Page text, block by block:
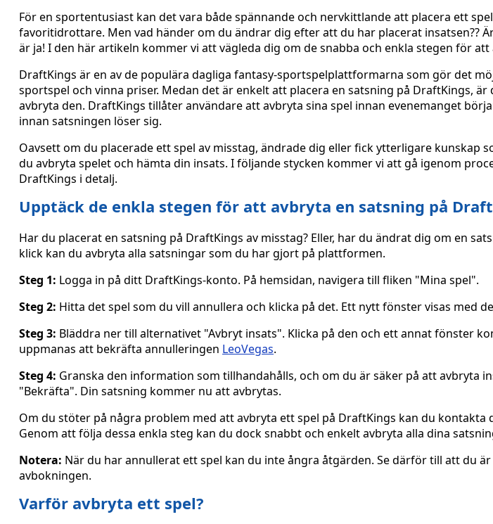
För en sportentusiast kan det vara både spännande och nervkittlande att placera ett
favoritidrottare. Men vad händer om du ändrar dig efter att du har placerat insatsen??
är ja! I den här artikeln kommer vi att vägleda dig om de snabba och enkla stegen för
DraftKings är en av de populära dagliga fantasy-sportspelplattformarna som gör det
sportspel och vinna priser. Medan det är enkelt att placera en satsning på DraftKings, är
avbryta den. DraftKings tillåter användare att avbryta sina spel innan evenemanget
innan satsningen löser sig.
Oavsett om du placerade ett spel av misstag, ändrade dig eller fick ytterligare kunskap
du avbryta spelet och hämta din insats. I följande stycken kommer vi att gå igenom
DraftKings i detalj.
Upptäck de enkla stegen för att avbryta en satsning på
Har du placerat en satsning på DraftKings av misstag? Eller, har du ändrat dig om en
klick kan du avbryta alla satsningar som du har gjort på plattformen.
Steg 1: Logga in på ditt DraftKings-konto. På hemsidan, navigera till fliken "Mina spel".
Steg 2: Hitta det spel som du vill annullera och klicka på det. Ett nytt fönster visas med
Steg 3: Bläddra ner till alternativet "Avbryt insats". Klicka på den och ett annat fönster
uppmanas att bekräfta annulleringen LeoVegas.
Steg 4: Granska den information som tillhandahålls, och om du är säker på att avbryta
"Bekräfta". Din satsning kommer nu att avbrytas.
Om du stöter på några problem med att avbryta ett spel på DraftKings kan du
Genom att följa dessa enkla steg kan du dock snabbt och enkelt avbryta alla dina
Notera: När du har annullerat ett spel kan du inte ångra åtgärden. Se därför till att du
avbokningen.
Varför avbryta ett spel?